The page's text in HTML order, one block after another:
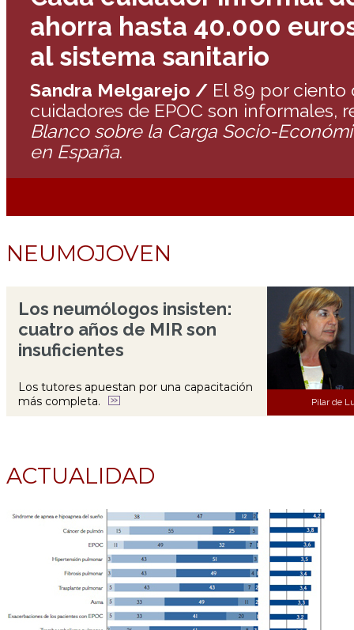
ahorra hasta 40.000
al sistema sanitario
Sandra Melgarejo / El 89 por ciento
cuidadores de EPOC son informales,
Blanco sobre la Carga Socio-
en España.
NEUMOJOVEN
Los neumólogos insisten:
cuatro años de MIR son
insuficientes
Los tutores apuestan por una capacitación
más completa.
Pilar de
ACTUALIDAD